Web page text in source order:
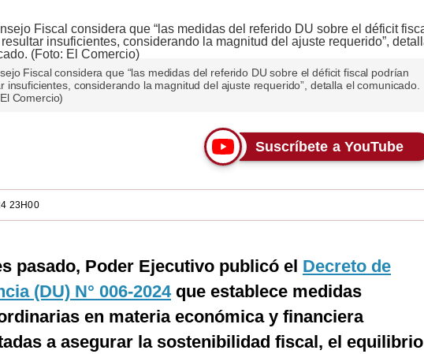
Fiscal considera que “las medidas del referido DU sobre el déficit fiscal podrían
insuficientes, considerando la magnitud del ajuste requerido”, detalla el comunicado.
Comercio)
Suscríbete a YouTube
23H00
pasado, Poder Ejecutivo publicó el Decreto de
(DU) N° 006-2024que establece medidas
en materia económica y financiera
a asegurar la sostenibilidad fiscal, el equilibrio